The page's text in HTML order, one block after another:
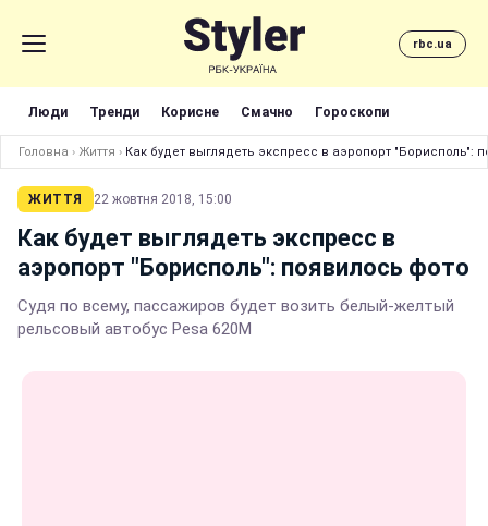
rbc.ua
Люди Тренди Корисне Смачно Гороскопи
Головна › Життя › Как будет выглядеть экспресс в аэропорт "Борисполь":
ЖИТТЯ 22 жовтня 2018, 15:00
Как будет выглядеть экспресс в
аэропорт "Борисполь": появилось фото
Судя по всему, пассажиров будет возить белый-желтый
рельсовый автобус Pesa 620М